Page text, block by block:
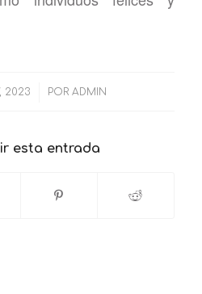
2023 PORADMIN
esta entrada